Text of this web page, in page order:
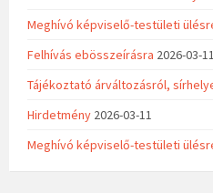
Meghívó képviselő-testületi
Felhívás ebösszeírásra 2026-03-11
Tájékoztató árváltozásról,
Hirdetmény 2026-03-11
Meghívó képviselő-testületi